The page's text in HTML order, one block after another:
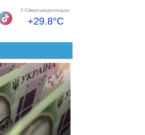
У Сіверськодонецьку:
+29.8°C